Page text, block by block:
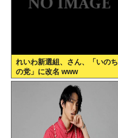
れいわ新選組、さん、「いのち
の党」に改名 www